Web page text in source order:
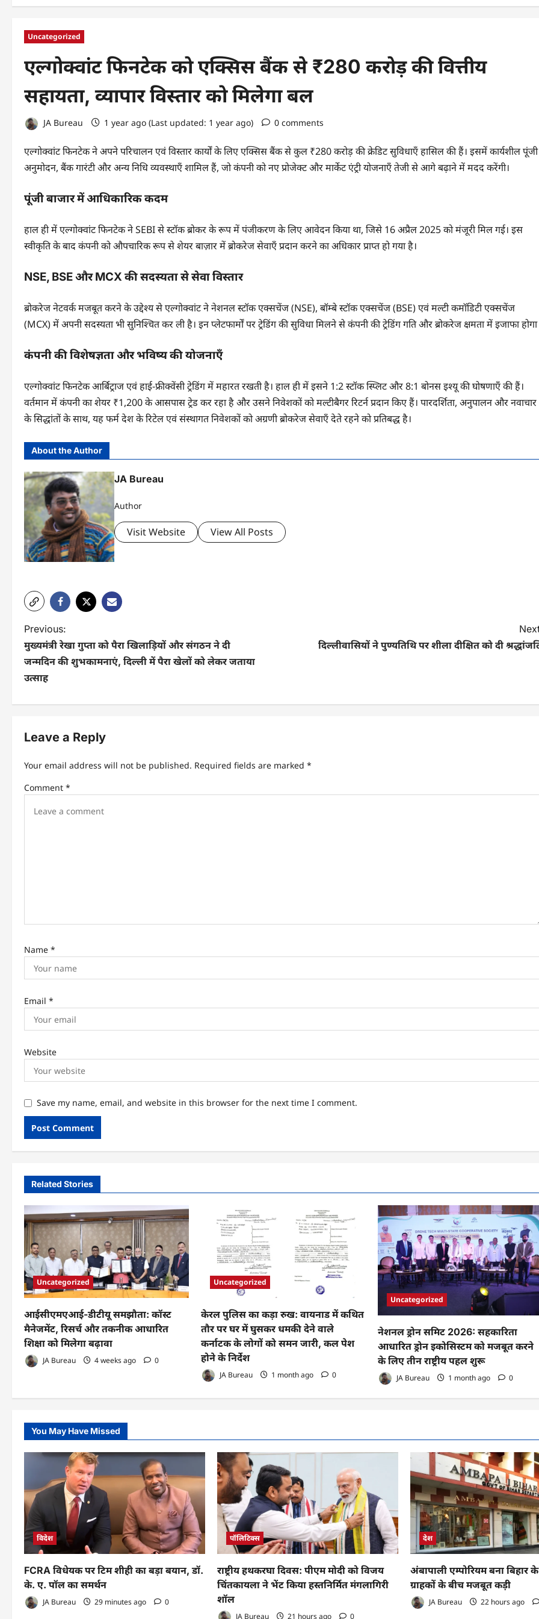
Uncategorized
एल्गोक्वांट फिनटेक को एक्सिस बैंक से ₹280 करोड़ की वित्तीय
सहायता, व्यापार विस्तार को मिलेगा बल
JA Bureau 1 year ago (Last updated: 1 year ago) 0 comments
एल्गोक्वांट फिनटेक ने अपने परिचालन एवं विस्तार कार्यों के लिए एक्सिस बैंक से कुल ₹280 करोड़ की क्रेडिट सुविधाएँ हासिल की हैं। इसमें कार्यशील पूंजी
अनुमोदन, बैंक गारंटी और अन्य निधि व्यवस्थाएँ शामिल हैं, जो कंपनी को नए प्रोजेक्ट और मार्केट एंट्री योजनाएँ तेजी से आगे बढ़ाने में मदद करेंगी।
पूंजी बाजार में आधिकारिक कदम
हाल ही में एल्गोक्वांट फिनटेक ने SEBI से स्टॉक ब्रोकर के रूप में पंजीकरण के लिए आवेदन किया था, जिसे 16 अप्रैल 2025 को मंजूरी मिल गई। इस
स्वीकृति के बाद कंपनी को औपचारिक रूप से शेयर बाज़ार में ब्रोकरेज सेवाएँ प्रदान करने का अधिकार प्राप्त हो गया है।
NSE, BSE और MCX की सदस्यता से सेवा विस्तार
ब्रोकरेज नेटवर्क मजबूत करने के उद्देश्य से एल्गोक्वांट ने नेशनल स्टॉक एक्सचेंज (NSE), बॉम्बे स्टॉक एक्सचेंज (BSE) एवं मल्टी कमॉडिटी एक्सचेंज
(MCX) में अपनी सदस्यता भी सुनिश्चित कर ली है। इन प्लेटफार्मों पर ट्रेडिंग की सुविधा मिलने से कंपनी की ट्रेडिंग गति और ब्रोकरेज क्षमता में इजाफा
कंपनी की विशेषज्ञता और भविष्य की योजनाएँ
एल्गोक्वांट फिनटेक आर्बिट्राज एवं हाई-फ्रीक्वेंसी ट्रेडिंग में महारत रखती है। हाल ही में इसने 1:2 स्टॉक स्प्लिट और 8:1 बोनस इश्यू की घोषणाएँ की हैं।
वर्तमान में कंपनी का शेयर ₹1,200 के आसपास ट्रेड कर रहा है और उसने निवेशकों को मल्टीबैगर रिटर्न प्रदान किए हैं। पारदर्शिता, अनुपालन और नवाचार
के सिद्धांतों के साथ, यह फर्म देश के रिटेल एवं संस्थागत निवेशकों को अग्रणी ब्रोकरेज सेवाएँ देते रहने को प्रतिबद्ध है।
About the Author
JA Bureau
Author
Visit Website View All Posts
P
o
s
a
v
i
Previous:
मुख्यमंत्री रेखा गुप्ता को पैरा खिलाड़ियों और संगठन ने दी
जन्मदिन की शुभकामनाएं, दिल्ली में पैरा खेलों को लेकर जताया
उत्साह
दिल्लीवासियों ने पुण्यतिथि पर शीला दीक्षित को दी
Leave a Reply
Your email address will not be published. Required fields are marked *
Comment *
Name *
Email *
Website
Save my name, email, and website in this browser for the next time I comment.
Related Stories
Uncategorized
आईसीएमएआई-डीटीयू समझौता: कॉस्ट
मैनेजमेंट, रिसर्च और तकनीक आधारित
शिक्षा को मिलेगा बढ़ावा
JA Bureau 4 weeks ago 0
Uncategorized
केरल पुलिस का कड़ा रुख: वायनाड में कथित
तौर पर घर में घुसकर धमकी देने वाले
कर्नाटक के लोगों को समन जारी, कल पेश
होने के निर्देश
JA Bureau 1 month ago 0
Uncategorized
नेशनल ड्रोन समिट 2026: सहकारिता
आधारित ड्रोन इकोसिस्टम को मजबूत करने
के लिए तीन राष्ट्रीय पहल शुरू
JA Bureau 1 month ago 0
You May Have Missed
विदेश
FCRA विधेयक पर टिम शीही का बड़ा बयान, डॉ.
के. ए. पॉल का समर्थन
JA Bureau 29 minutes ago 0
पॉलिटिक्स
राष्ट्रीय हथकरघा दिवस: पीएम मोदी को विजय
चिंतकायला ने भेंट किया हस्तनिर्मित मंगलागिरी
शॉल
JA Bureau 21 hours ago 0
देश
अंबापाली एम्पोरियम बना बिहार
ग्राहकों के बीच मजबूत कड़ी
JA Bureau 22 hours ago